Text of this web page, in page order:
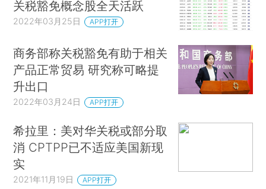
关税豁免概念股全天活跃
2022年03月25日 APP打开
商务部称关税豁免有助于相关
产品正常贸易 研究称可略提
升出口
2022年03月24日 APP打开
希拉里：美对华关税或部分取
消 CPTPP已不适应美国新现
实
2021年11月19日 APP打开